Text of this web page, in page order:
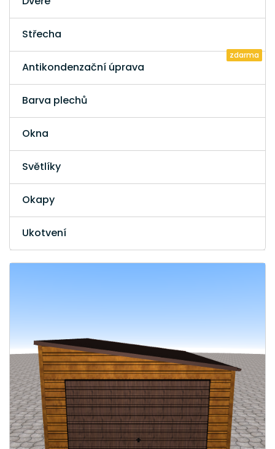
Střecha
Antikondenzační úprava
zdarma
Barva plechů
Okna
Světlíky
Okapy
Ukotvení